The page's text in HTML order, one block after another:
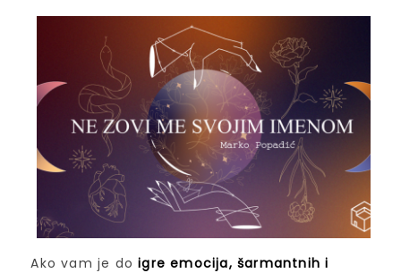
Ako vam je doigre emocija, šarmantnih i